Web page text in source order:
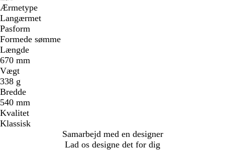
Ærmetype
Langærmet
Pasform
Formede sømme
Længde
670 mm
Vægt
338 g
Bredde
540 mm
Kvalitet
Klassisk
Samarbejd med en designer
Lad os designe det for dig